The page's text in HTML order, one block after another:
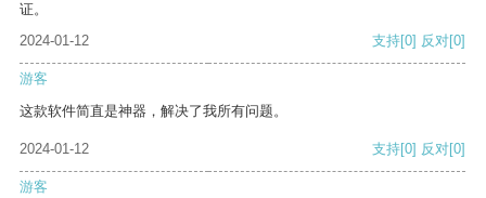
证。
2024-01-12
支持[0] 反对[0]
游客
这款软件简直是神器，解决了我所有问题。
2024-01-12 支持[0] 反对[0]
游客